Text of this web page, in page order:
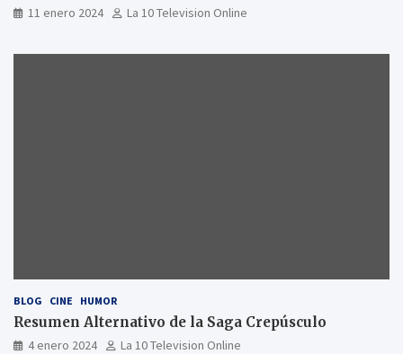
11 enero 2024 La 10 Television Online
BLOG CINE HUMOR
Resumen Alternativo de la Saga Crepúsculo
4 enero 2024 La 10 Television Online